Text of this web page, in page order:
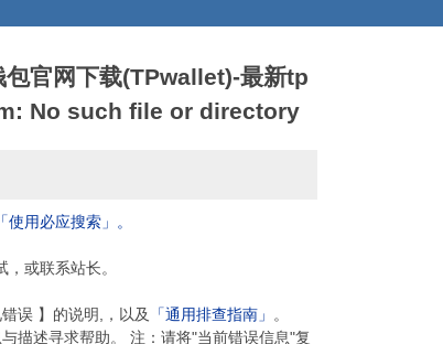
官网下载(TPwallet)-最新tp
No such file or directory
「使用必应搜索」。
或联系站长。
误 】的说明,，以及 「通用排查指南」
。
与描述寻求帮助。 注：请将"当前错误信息"复